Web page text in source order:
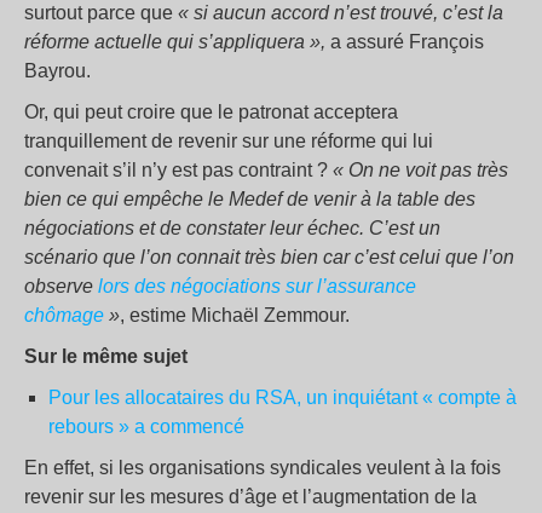
surtout parce que « si aucun accord n’est trouvé, c’est la
réforme actuelle qui s’appliquera », a assuré François
Bayrou.
Or, qui peut croire que le patronat acceptera
tranquillement de revenir sur une réforme qui lui
convenait s’il n’y est pas contraint ? « On ne voit pas très
bien ce qui empêche le Medef de venir à la table des
négociations et de constater leur échec. C’est un
scénario que l’on connait très bien car c’est celui que l’on
observe lors des négociations sur l’assurance
chômage », estime Michaël Zemmour.
Sur le même sujet
Pour les allocataires du RSA, un inquiétant « compte à
rebours » a commencé
En effet, si les organisations syndicales veulent à la fois
revenir sur les mesures d’âge et l’augmentation de la